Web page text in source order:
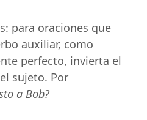
para oraciones que
auxiliar, como
perfecto, invierta el
sujeto. Por
a Bob?